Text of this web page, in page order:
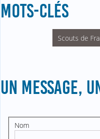
MOTS-CLÉS
Scouts de
UN MESSAGE,
Nom